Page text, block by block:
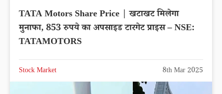
TATA Motors Share Price | खटाखट मिलेगा
मुनाफा, 853 रुपये का अपसाइड टारगेट प्राइस – NSE:
TATAMOTORS
Stock Market 8th Mar 2025